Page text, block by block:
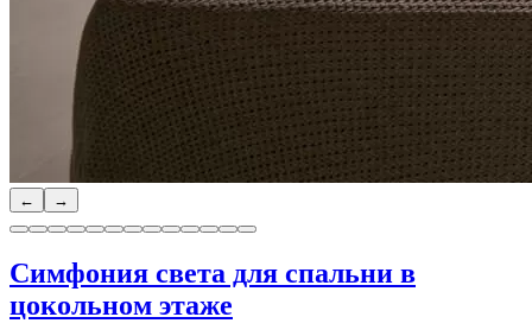
← →
Симфония света для спальни в
цокольном этаже